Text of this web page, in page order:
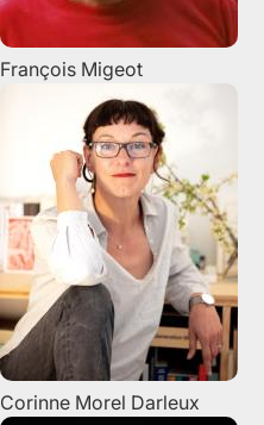
François Migeot
Corinne Morel Darleux